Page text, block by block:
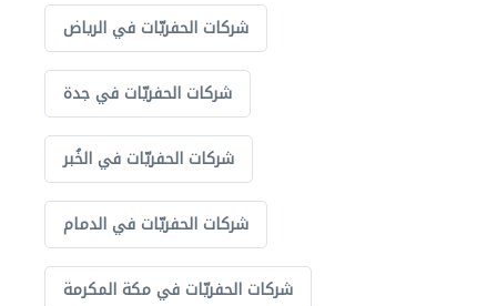
شركات الحفريّات في الرياض
شركات الحفريّات في جدة
شركات الحفريّات في الخُبر
شركات الحفريّات في الدمام
شركات الحفريّات في مكة المكرمة